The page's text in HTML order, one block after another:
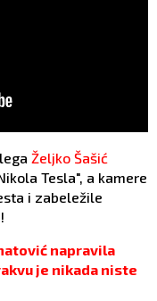
Željko Šašić
Tesla", a kamere
i zabeležile
napravila
je nikada niste